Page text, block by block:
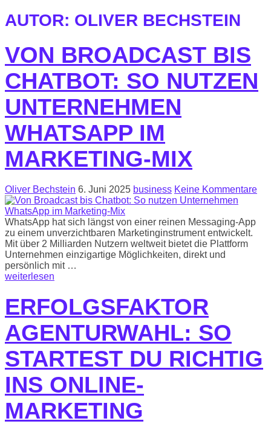
AUTOR: OLIVER BECHSTEIN
VON BROADCAST BIS
CHATBOT: SO NUTZEN
UNTERNEHMEN
WHATSAPP IM
MARKETING-MIX
Oliver Bechstein 6. Juni 2025 business Keine Kommentare
WhatsApp hat sich längst von einer reinen Messaging-App
zu einem unverzichtbaren Marketinginstrument entwickelt.
Mit über 2 Milliarden Nutzern weltweit bietet die Plattform
Unternehmen einzigartige Möglichkeiten, direkt und
persönlich mit …
weiterlesen
ERFOLGSFAKTOR
AGENTURWAHL: SO
STARTEST DU RICHTIG
INS ONLINE-
MARKETING